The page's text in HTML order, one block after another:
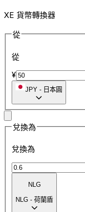
XE 貨幣轉換器
從
從
¥
JPY - 日本圓
兌換為
兌換為
NLG
NLG - 荷蘭盾